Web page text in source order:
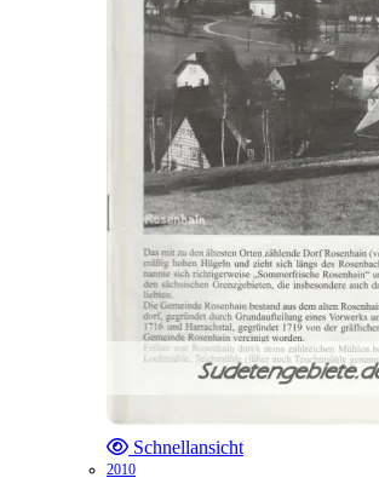
Schnellansicht
2010